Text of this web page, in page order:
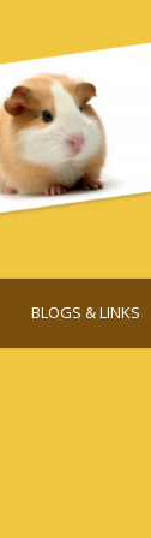
BLOGS & LINKS